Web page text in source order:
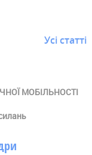
Усі статті
МОБІЛЬНОСТІ